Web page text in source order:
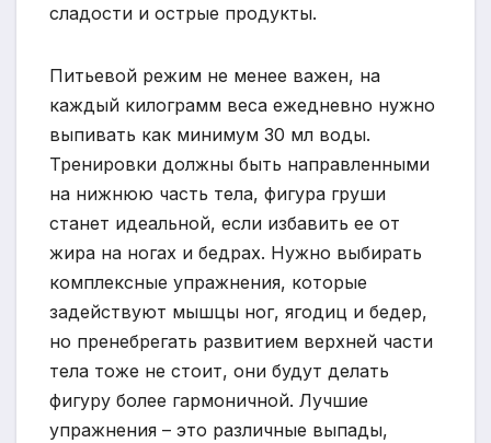
сладости и острые продукты.
Питьевой режим не менее важен, на
каждый килограмм веса ежедневно нужно
выпивать как минимум 30 мл воды.
Тренировки должны быть направленными
на нижнюю часть тела, фигура груши
станет идеальной, если избавить ее от
жира на ногах и бедрах. Нужно выбирать
комплексные упражнения, которые
задействуют мышцы ног, ягодиц и бедер,
но пренебрегать развитием верхней части
тела тоже не стоит, они будут делать
фигуру более гармоничной. Лучшие
упражнения – это различные выпады,